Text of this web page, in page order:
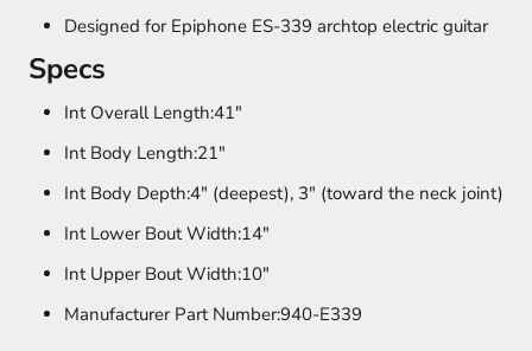
Designed for Epiphone ES-339 archtop electric guitar
Specs
Int Overall Length:41"
Int Body Length:21"
Int Body Depth:4" (deepest), 3" (toward the neck joint)
Int Lower Bout Width:14"
Int Upper Bout Width:10"
Manufacturer Part Number:940-E339